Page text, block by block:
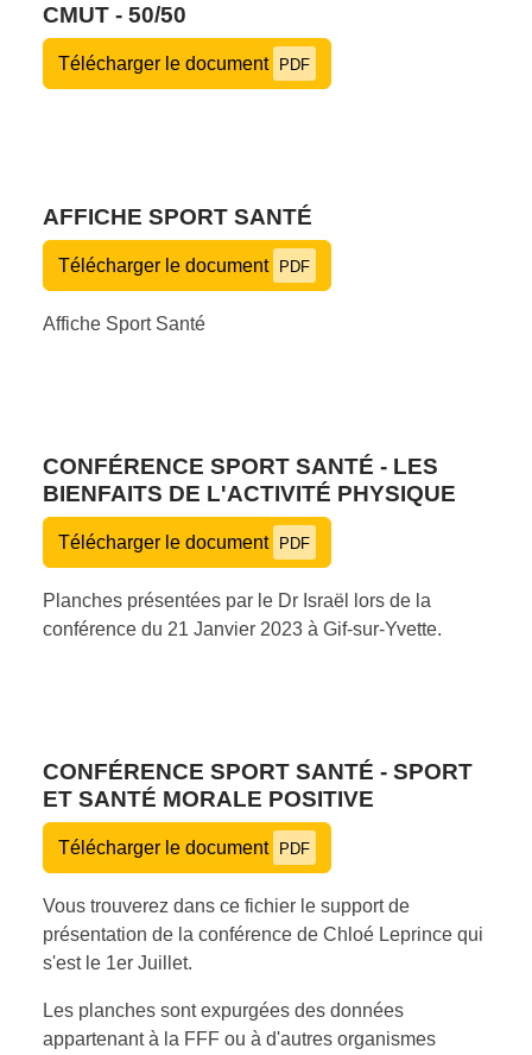
CMUT - 50/50
Télécharger le document PDF
AFFICHE SPORT SANTÉ
Télécharger le document PDF
Affiche Sport Santé
CONFÉRENCE SPORT SANTÉ - LES
BIENFAITS DE L'ACTIVITÉ PHYSIQUE
Télécharger le document PDF
Planches présentées par le Dr Israël lors de la
conférence du 21 Janvier 2023 à Gif-sur-Yvette.
CONFÉRENCE SPORT SANTÉ - SPORT
ET SANTÉ MORALE POSITIVE
Télécharger le document PDF
Vous trouverez dans ce fichier le support de
présentation de la conférence de Chloé Leprince qui
s'est le 1er Juillet.
Les planches sont expurgées des données
appartenant à la FFF ou à d'autres organismes